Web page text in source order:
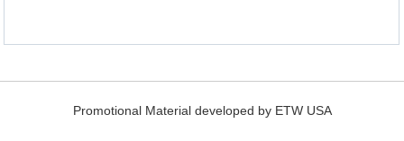
Promotional Material developed by ETW USA